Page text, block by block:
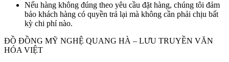
Nếu hàng không đúng theo yêu cầu đặt hàng, chúng tôi đảm
bảo khách hàng có quyền trả lại mà không cần phải chịu bất
kỳ chi phí nào.
ĐỒ ĐỒNG MỸ NGHỆ QUANG HÀ – LƯU TRUYỀN VĂN
HÓA VIỆT